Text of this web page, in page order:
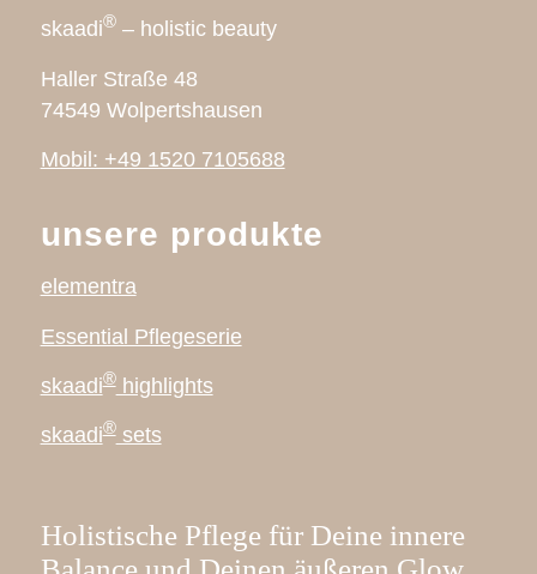
skaadi®– holistic beauty
Haller Straße 48
74549 Wolpertshausen
Mobil: +49 1520 7105688
unsere produkte
elementra
Essential Pflegeserie
skaadi®highlights
skaadi®sets
Holistische Pflege für Deine innere